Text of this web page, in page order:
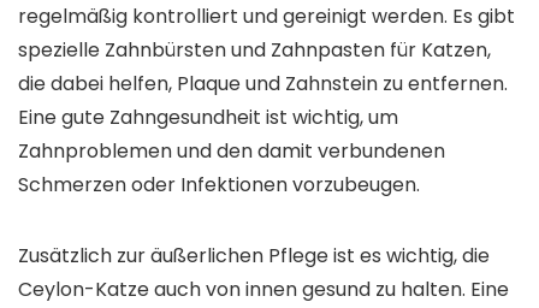
regelmäßig kontrolliert und gereinigt werden. Es gibt
spezielle Zahnbürsten und Zahnpasten für Katzen,
die dabei helfen, Plaque und Zahnstein zu entfernen.
Eine gute Zahngesundheit ist wichtig, um
Zahnproblemen und den damit verbundenen
Schmerzen oder Infektionen vorzubeugen.
Zusätzlich zur äußerlichen Pflege ist es wichtig, die
Ceylon-Katze auch von innen gesund zu halten. Eine